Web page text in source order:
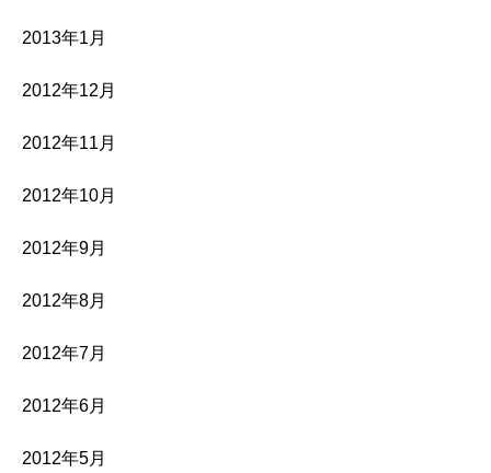
2013年1月
2012年12月
2012年11月
2012年10月
2012年9月
2012年8月
2012年7月
2012年6月
2012年5月